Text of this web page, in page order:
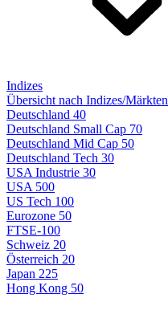
Indizes
Übersicht nach Indizes/Märkten
Deutschland 40
Deutschland Small Cap 70
Deutschland Mid Cap 50
Deutschland Tech 30
USA Industrie 30
USA 500
US Tech 100
Eurozone 50
FTSE-100
Schweiz 20
Österreich 20
Japan 225
Hong Kong 50